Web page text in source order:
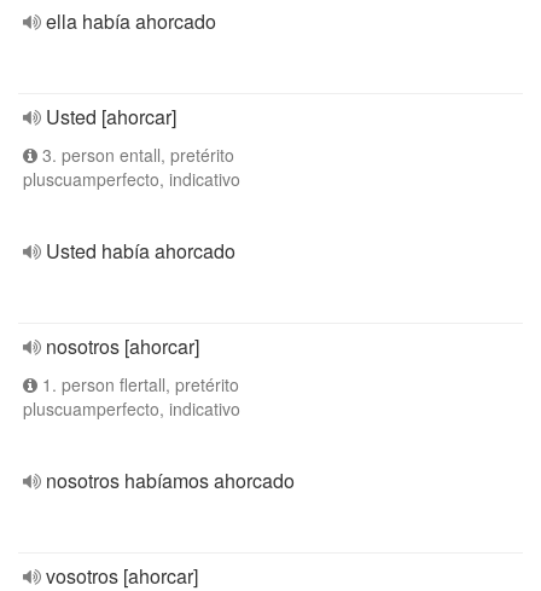
ella había ahorcado
Usted [ahorcar]
3. person entall, pretérito
pluscuamperfecto, indicativo
Usted había ahorcado
nosotros [ahorcar]
1. person flertall, pretérito
pluscuamperfecto, indicativo
nosotros habíamos ahorcado
vosotros [ahorcar]